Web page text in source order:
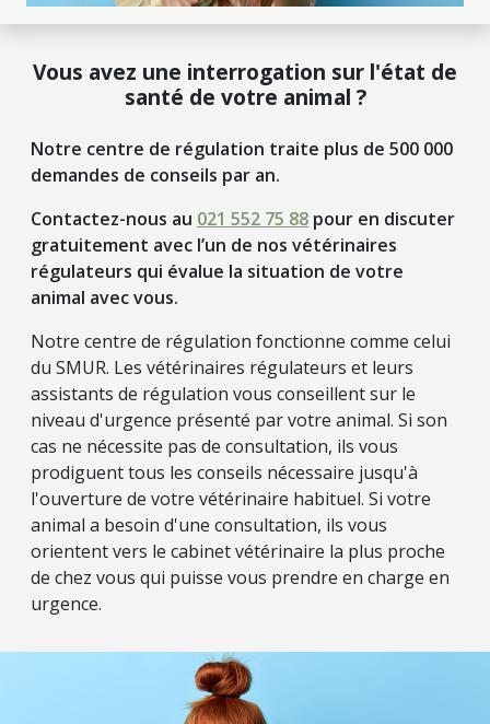
Vous avez une interrogation sur l'état de
santé de votre animal ?
Notre centre de régulation traite plus de 500 000
demandes de conseils par an.
Contactez-nous au 021 552 75 88 pour en discuter
gratuitement avec l’un de nos vétérinaires
régulateurs qui évalue la situation de votre
animal avec vous.
Notre centre de régulation fonctionne comme celui
du SMUR. Les vétérinaires régulateurs et leurs
assistants de régulation vous conseillent sur le
niveau d'urgence présenté par votre animal. Si son
cas ne nécessite pas de consultation, ils vous
prodiguent tous les conseils nécessaire jusqu'à
l'ouverture de votre vétérinaire habituel. Si votre
animal a besoin d'une consultation, ils vous
orientent vers le cabinet vétérinaire la plus proche
de chez vous qui puisse vous prendre en charge en
urgence.